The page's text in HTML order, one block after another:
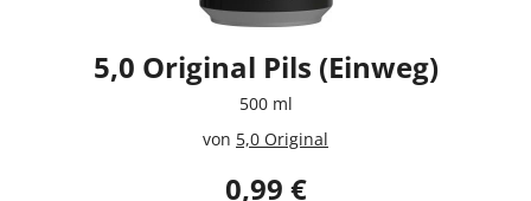
5,0 Original Pils (Einweg)
500 ml
von 5,0 Original
0,99 €